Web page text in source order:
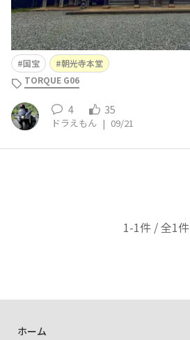
国宝
朝光寺本堂
TORQUE G06
4 35
ドラえもん | 09/21
1-1件 / 全1件
ホーム